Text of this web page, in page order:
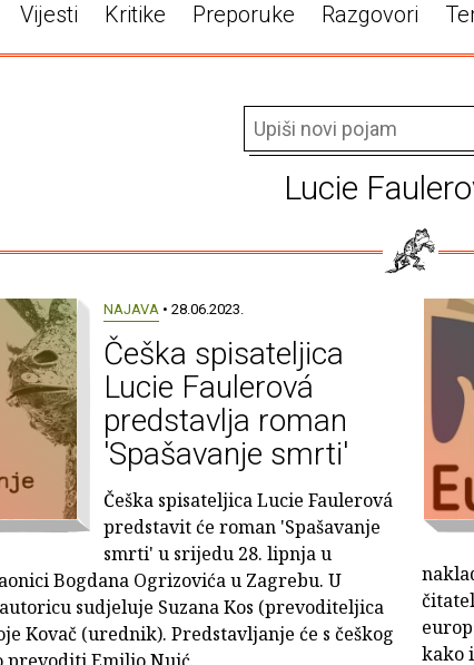
Vijesti Kritike Preporuke Razgovori
Lucie
NAJAVA • 28.06.2023.
Češka spisateljica
Lucie Faulerová
predstavlja roman
'Spašavanje smrti'
Češka spisateljica Lucie Faulerová
predstavit će roman 'Spašavanje
smrti' u srijedu 28. lipnja u
Bogdana Ogrizovića u Zagrebu. U
sudjeluje Suzana Kos (prevoditeljica
Kovač (urednik). Predstavljanje će s češkog
kako